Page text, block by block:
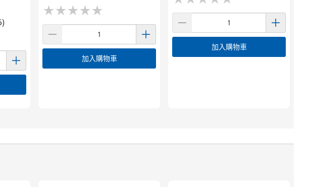
★★★★★
★★★★★
加入購物車
加入購物車